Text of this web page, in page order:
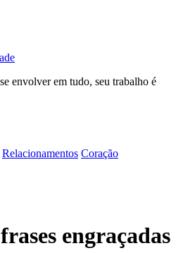
envolver em tudo, seu trabalho é
Relacionamentos Coração
engraçadas